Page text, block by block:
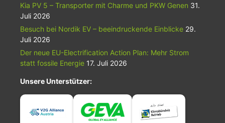
Kia PV 5 – Transporter mit Charme und PKW Genen 31.
Juli 2026
Besuch bei Nordik EV – beeindruckende Einblicke 29.
Juli 2026
Der neue EU-Electrification Action Plan: Mehr Strom
statt fossile Energie 17. Juli 2026
Unsere Unterstützer: